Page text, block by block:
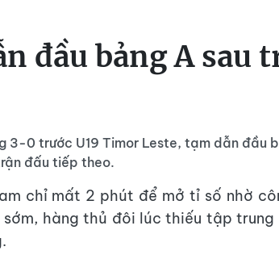
đầu bảng A sau
3-0 trước U19 Timor Leste, tạm dẫn đầu
đấu tiếp theo.
chỉ mất 2 phút để mở tỉ số nhờ
sớm, hàng thủ đôi lúc thiếu tập